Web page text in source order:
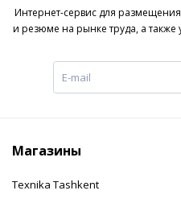
Интернет-сервис для
и резюме на рынке труда, а также
Магазины
Texnika Tashkent